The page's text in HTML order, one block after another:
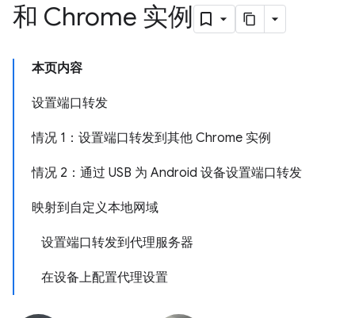
和 Chrome 实例
本页内容
设置端口转发
情况 1：设置端口转发到其他 Chrome 实例
情况 2：通过 USB 为 Android 设备设置端口转发
映射到自定义本地网域
设置端口转发到代理服务器
在设备上配置代理设置